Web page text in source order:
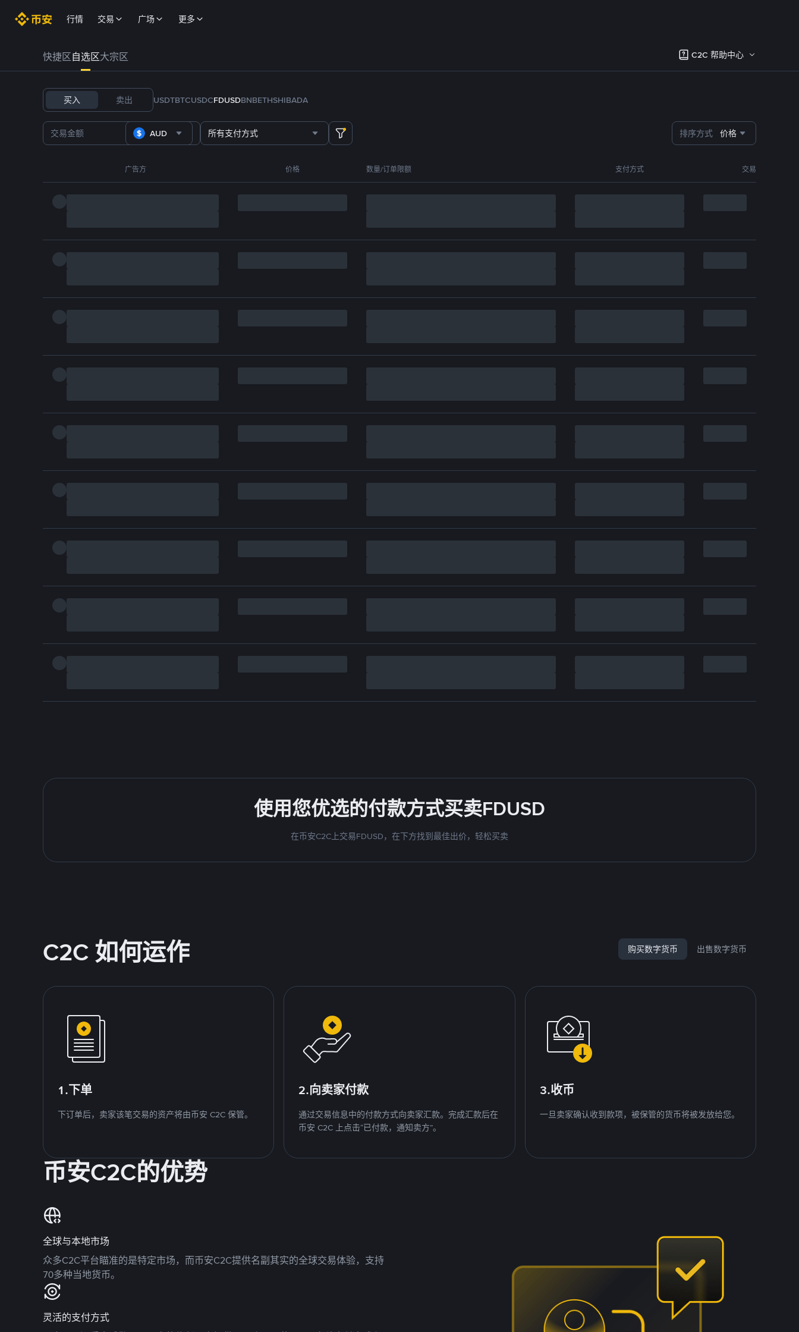
行情 交易 广场 更多
快捷区自选区大宗区 C2C 帮助中心
买入 卖出 USDTBTCUSDCFDUSDBNBETHSHIBADA
AUD 所有支付方式 排序方式 价格
广告方 价格 数量/订单限额 支付方式 交易
使用您优选的付款方式买卖FDUSD
在币安C2C上交易FDUSD，在下方找到最佳出价，轻松买卖
C2C 如何运作 购买数字货币 出售数字货币
1.下单
下订单后，卖家该笔交易的资产将由币安 C2C 保管。
2.向卖家付款
通过交易信息中的付款方式向卖家汇款。完成汇款后在
币安 C2C 上点击“已付款，通知卖方”。
3.收币
一旦卖家确认收到款项，被保管的货币将被发放给您。
币安C2C的优势
全球与本地市场
众多C2C平台瞄准的是特定市场，而币安C2C提供名副其实的全球交易体验，支持
70多种当地货币。
灵活的支付方式